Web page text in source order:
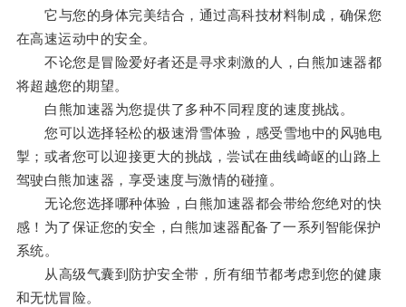
它与您的身体完美结合，通过高科技材料制成，确保您
在高速运动中的安全。
不论您是冒险爱好者还是寻求刺激的人，白熊加速器都
将超越您的期望。
白熊加速器为您提供了多种不同程度的速度挑战。
您可以选择轻松的极速滑雪体验，感受雪地中的风驰电
掣；或者您可以迎接更大的挑战，尝试在曲线崎岖的山路上
驾驶白熊加速器，享受速度与激情的碰撞。
无论您选择哪种体验，白熊加速器都会带给您绝对的快
感！为了保证您的安全，白熊加速器配备了一系列智能保护
系统。
从高级气囊到防护安全带，所有细节都考虑到您的健康
和无忧冒险。